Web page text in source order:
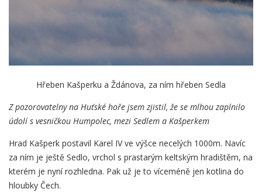
Hřeben Kašperku a Ždánova, za ním hřeben Sedla
Z pozorovatelny na Huťské hoře jsem zjistil, že se mlhou zaplnilo
údolí s vesničkou Humpolec, mezi Sedlem a Kašperkem
Hrad Kašperk postavil Karel IV ve výšce necelých 1000m. Navíc
za ním je ještě Sedlo, vrchol s prastarým keltským hradištěm, na
kterém je nyní rozhledna. Pak už je to víceméně jen kotlina do
hloubky Čech.